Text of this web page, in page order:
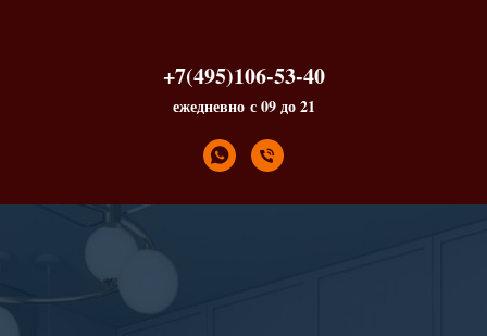
+7(495)106-53-40
ежедневно с 09 до 21